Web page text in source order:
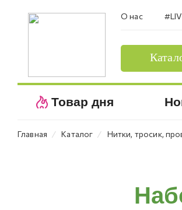
О нас
Товар дня
Главная ⁄ Каталог ⁄ Нитки, тросик,